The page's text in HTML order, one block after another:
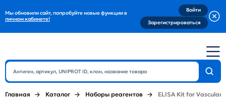
Мы обновили сайт, попробуйте новые функции в
личном кабинете!
Войти
Зарегистрироваться
Главная Каталог Наборы реагентов ELISA Kit for Vascular